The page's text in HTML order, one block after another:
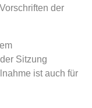
der
Sitzung
ist auch für